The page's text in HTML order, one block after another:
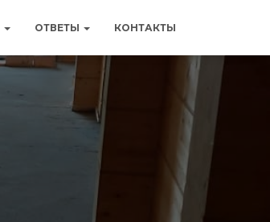
ОТВЕТЫ КОНТАКТЫ